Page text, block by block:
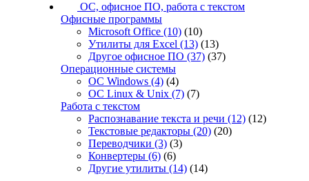
ОС, офисное ПО, работа с текстом
Офисные программы
Microsoft Office (10) (10)
Утилиты для Excel (13) (13)
Другое офисное ПО (37) (37)
Операционные системы
ОС Windows (4) (4)
ОС Linux & Unix (7) (7)
Работа с текстом
Распознавание текста и речи (12) (12)
Текстовые редакторы (20) (20)
Переводчики (3) (3)
Конвертеры (6) (6)
Другие утилиты (14) (14)